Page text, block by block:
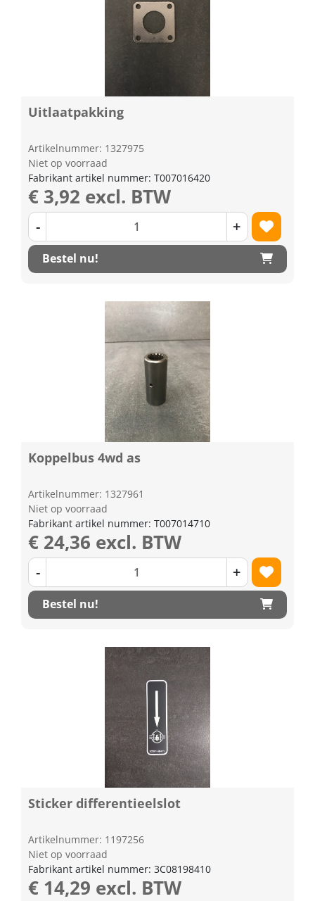
Uitlaatpakking
Artikelnummer: 1327975
Niet op voorraad
Fabrikant artikel nummer: T007016420
€ 3,92 excl. BTW
- +
Bestel nu!
Koppelbus 4wd as
Artikelnummer: 1327961
Niet op voorraad
Fabrikant artikel nummer: T007014710
€ 24,36 excl. BTW
- +
Bestel nu!
Sticker differentieelslot
Artikelnummer: 1197256
Niet op voorraad
Fabrikant artikel nummer: 3C08198410
€ 14,29 excl. BTW